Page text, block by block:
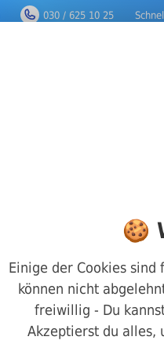
030 / 625 10 25
🍪
Einige der Cookies
können nicht
freiwillig - Du
Akzeptierst du alles,